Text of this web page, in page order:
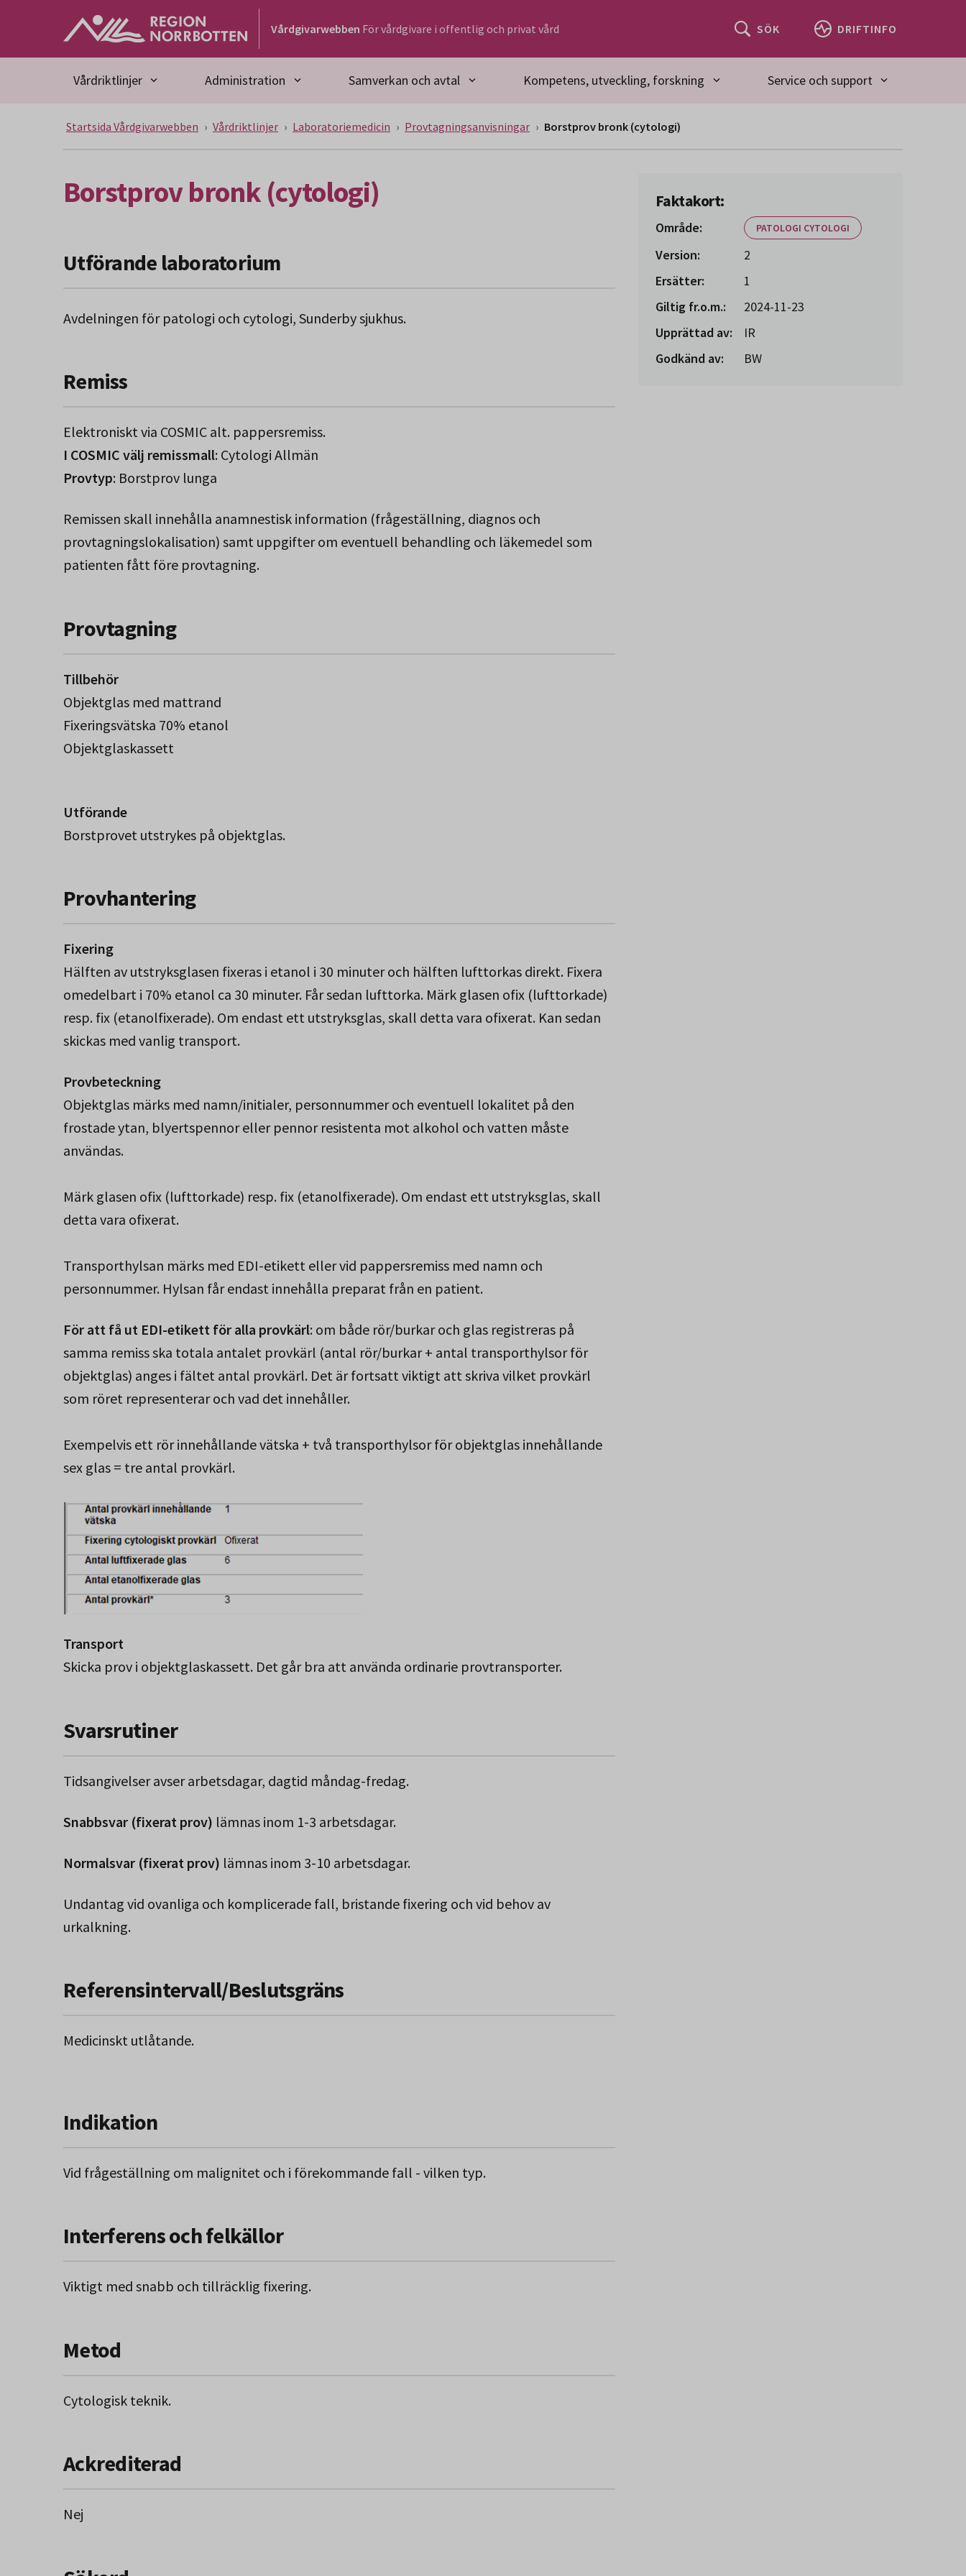
Gå till huvudmeny
Gå till övergripande innehåll
Vårdgivarwebben För vårdgivare i offentlig och privat vård SÖK DRIFTINFO
Vårdriktlinjer Administration Samverkan och avtal Kompetens, utveckling, forskning Service och support
Startsida Vårdgivarwebben Vårdriktlinjer Laboratoriemedicin Provtagningsanvisningar Borstprov bronk (cytologi)
Borstprov bronk (cytologi)
Utförande laboratorium
Avdelningen för patologi och cytologi, Sunderby sjukhus.
Remiss
Elektroniskt via COSMIC alt. pappersremiss.
I COSMIC välj remissmall: Cytologi Allmän
Provtyp: Borstprov lunga
Remissen skall innehålla anamnestisk information (frågeställning, diagnos och
provtagningslokalisation) samt uppgifter om eventuell behandling och läkemedel som
patienten fått före provtagning.
Provtagning
Tillbehör
Objektglas med mattrand
Fixeringsvätska 70% etanol
Objektglaskassett
Utförande
Borstprovet utstrykes på objektglas.
Provhantering
Fixering
Hälften av utstryksglasen fixeras i etanol i 30 minuter och hälften lufttorkas direkt. Fixera
omedelbart i 70% etanol ca 30 minuter. Får sedan lufttorka. Märk glasen ofix (lufttorkade)
resp. fix (etanolfixerade). Om endast ett utstryksglas, skall detta vara ofixerat. Kan sedan
skickas med vanlig transport.
Provbeteckning
Objektglas märks med namn/initialer, personnummer och eventuell lokalitet på den
frostade ytan, blyertspennor eller pennor resistenta mot alkohol och vatten måste
användas.
Märk glasen ofix (lufttorkade) resp. fix (etanolfixerade). Om endast ett utstryksglas, skall
detta vara ofixerat.
Transporthylsan märks med EDI-etikett eller vid pappersremiss med namn och
personnummer. Hylsan får endast innehålla preparat från en patient.
För att få ut EDI-etikett för alla provkärl: om både rör/burkar och glas registreras på
samma remiss ska totala antalet provkärl (antal rör/burkar + antal transporthylsor för
objektglas) anges i fältet antal provkärl. Det är fortsatt viktigt att skriva vilket provkärl
som röret representerar och vad det innehåller.
Exempelvis ett rör innehållande vätska + två transporthylsor för objektglas innehållande
sex glas = tre antal provkärl.
Transport
Skicka prov i objektglaskassett. Det går bra att använda ordinarie provtransporter.
Svarsrutiner
Tidsangivelser avser arbetsdagar, dagtid måndag-fredag.
Snabbsvar (fixerat prov) lämnas inom 1-3 arbetsdagar.
Normalsvar (fixerat prov) lämnas inom 3-10 arbetsdagar.
Undantag vid ovanliga och komplicerade fall, bristande fixering och vid behov av
urkalkning.
Referensintervall/Beslutsgräns
Medicinskt utlåtande.
Indikation
Vid frågeställning om malignitet och i förekommande fall - vilken typ.
Interferens och felkällor
Viktigt med snabb och tillräcklig fixering.
Metod
Cytologisk teknik.
Ackrediterad
Nej
Faktakort:
Område: PATOLOGI CYTOLOGI
Version:
2
Ersätter:
1
Giltig fr.o.m.:
2024-11-23
Upprättad av:
IR
Godkänd av:
BW